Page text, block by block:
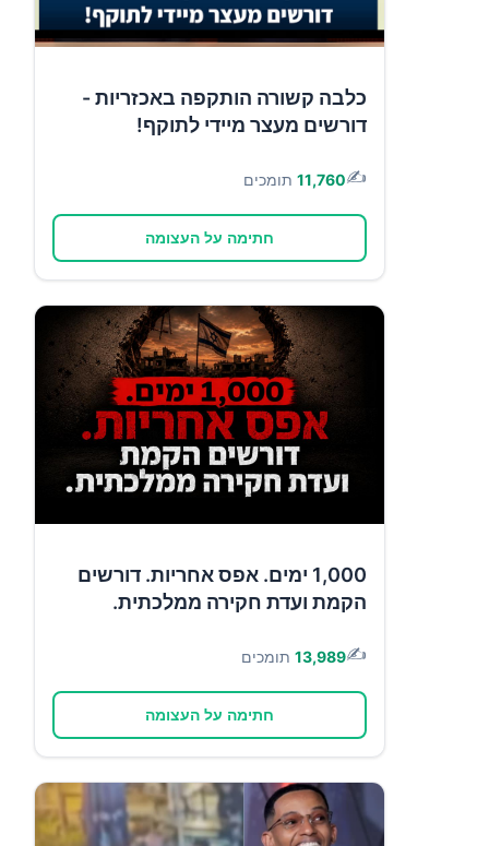
כלבה קשורה הותקפה באכזריות -
דורשים מעצר מיידי לתוקף!
✍️
11,760 תומכים
חתימה על העצומה
1,000 ימים. אפס אחריות. דורשים
הקמת ועדת חקירה ממלכתית.
✍️
13,989 תומכים
חתימה על העצומה